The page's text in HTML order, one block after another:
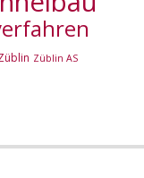
Züblin AS